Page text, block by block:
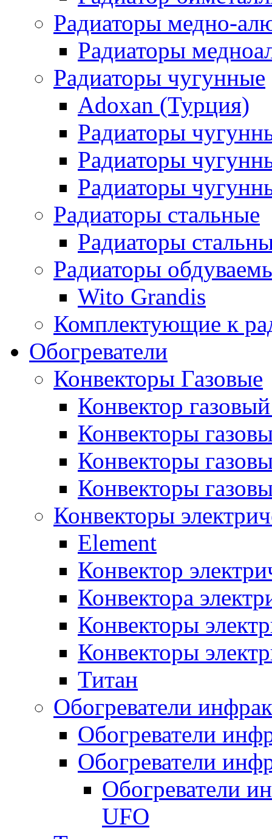
Радиаторы медно-
Радиаторы
Радиаторы чугунные
Adoxan (Турция)
Радиаторы
Радиаторы
Радиаторы
Радиаторы стальные
Радиаторы
Радиаторы
Wito Grandis
Комплектующие к
Обогреватели
Конвекторы Газовые
Конвектор
Конвекторы
Конвекторы
Конвекторы
Конвекторы
Element
Конвектор
Конвектора
Конвекторы
Конвекторы
Титан
Обогреватели
Обогреватели
Обогреватели
Обогреватели
UFO